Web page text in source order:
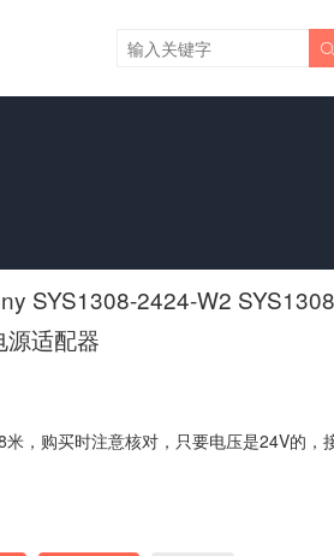

SYS1308-2424-W2
适配器
，购买时注意核对，只要电压是24V的，